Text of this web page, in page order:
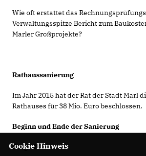
Wie oft erstattet das
Verwaltungsspitze Bericht zum
Marler Großprojekte?
Rathaussanierung
Im Jahr 2015 hat der Rat der Stadt Marl
Rathauses für 38 Mio. Euro beschlossen.
Beginn und Ende der Sanierung
Frage 2:
Cookie Hinweis